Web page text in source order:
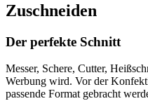
Zuschneiden
Der perfekte Schnitt
Messer, Schere, Cutter,
Werbung wird. Vor der
passende Format gebracht